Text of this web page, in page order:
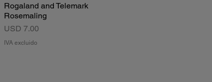
Vista rápida
Rogaland and Telemark
Rosemaling
Precio
USD 7.00
IVA excluido